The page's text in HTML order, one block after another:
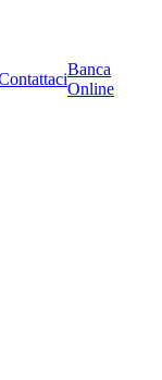
Banca
Online